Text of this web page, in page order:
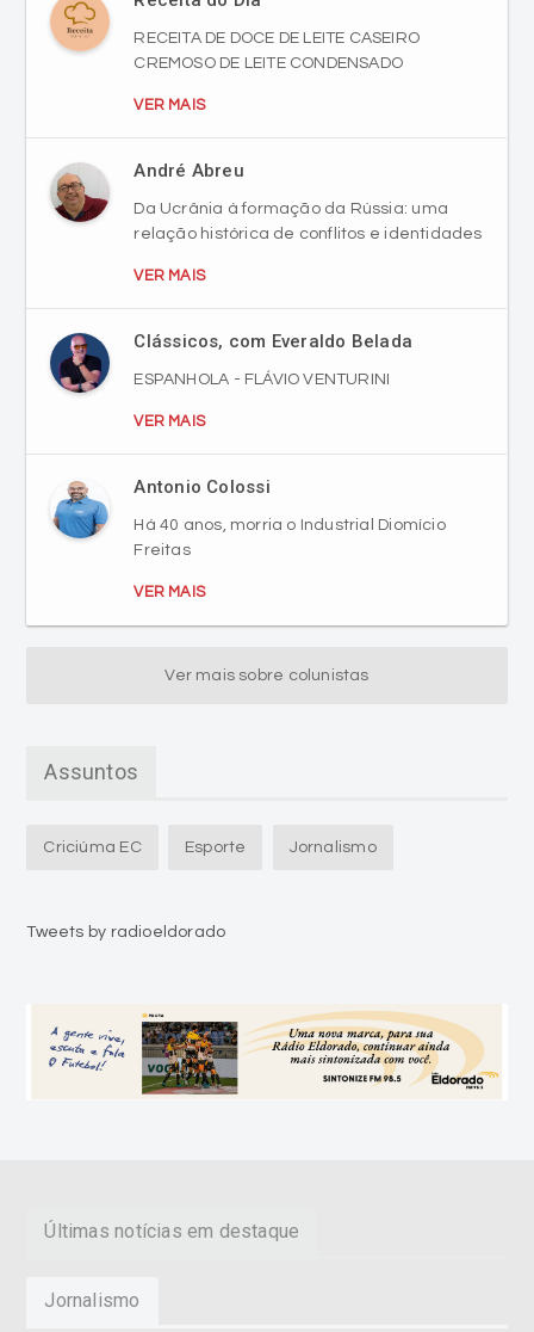
RECEITA DE DOCE DE LEITE CASEIRO
CREMOSO DE LEITE CONDENSADO
VER MAIS
André Abreu
Da Ucrânia à formação da Rússia: uma
relação histórica de conflitos e identidades
VER MAIS
Clássicos, com Everaldo Belada
ESPANHOLA - FLÁVIO VENTURINI
VER MAIS
Antonio Colossi
Há 40 anos, morria o Industrial Diomício
Freitas
VER MAIS
Ver mais sobre colunistas
Assuntos
Criciúma EC Esporte Jornalismo
Tweets by radioeldorado
Últimas notícias em destaque
Jornalismo